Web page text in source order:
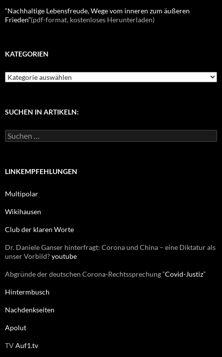
“Nachhaltige Lebensfreude, Wege vom inneren zum äußeren
Frieden”(pdf-format, kostenloses Herunterladen)
KATEGORIEN
K
g
r
SUCHEN IN ARTIKELN:
S
u
e
a
h
LINKEMPFEHLUNGEN
Multipolar
Wikihausen
Club der klaren Worte
Dr. Daniele Ganser hinterfragt: Corona und China – eine Diktatur als
unser Vorbild?youtube
Abgründe der deutschen Corona-Rechtssprechung “Covid-Justiz”
Hintermbusch
Nachdenkseiten
Apolut
TVAuf1.tv